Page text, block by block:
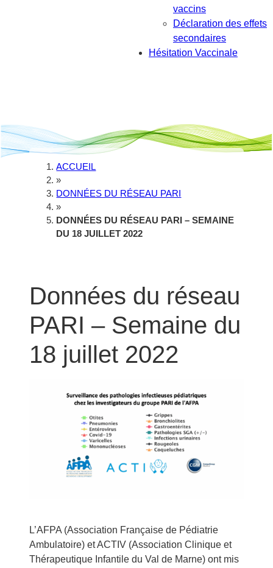
vaccins
Déclaration des effets
secondaires
Hésitation Vaccinale
ACCUEIL
»
DONNÉES DU RÉSEAU PARI
»
DONNÉES DU RÉSEAU PARI – SEMAINE
DU 18 JUILLET 2022
Données du réseau
PARI – Semaine du
18 juillet 2022
L’AFPA (Association Française de Pédiatrie
Ambulatoire) et ACTIV (Association Clinique et
Thérapeutique Infantile du Val de Marne) ont mis